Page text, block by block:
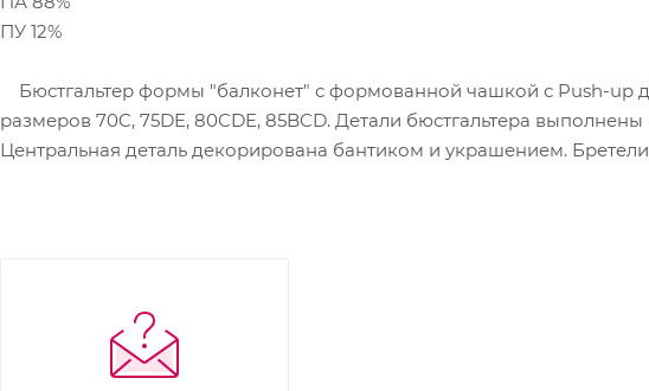
ПУ 12%
Бюстгальтер формы "балконет" с формованной чашкой с Push-up
размеров 70C, 75DE, 80CDE, 85BCD. Детали бюстгальтера
Центральная деталь декорирована бантиком и украшением.